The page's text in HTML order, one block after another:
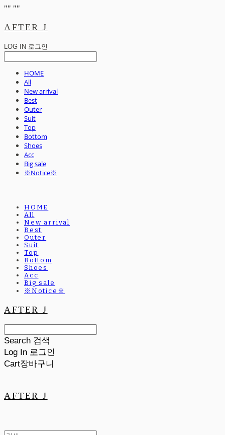
"" ""
AFTER J
LOG IN 로그인
HOME
All
New arrival
Best
Outer
Suit
Top
Bottom
Shoes
Acc
Big sale
※Notice※
HOME
All
New arrival
Best
Outer
Suit
Top
Bottom
Shoes
Acc
Big sale
※Notice※
AFTER J
Search 검색
Log In 로그인
Cart장바구니
AFTER J